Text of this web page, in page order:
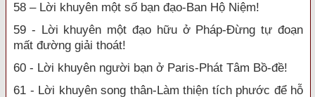
58 – Lời khuyên một số bạn đạo-Ban Hộ Niệm!
59 - Lời khuyên một đạo hữu ở Pháp-Đừng tự đoạn
mất đường giải thoát!
60 - Lời khuyên người bạn ở Paris-Phát Tâm Bồ-đề!
61 - Lời khuyên song thân-Làm thiện tích phước để hỗ